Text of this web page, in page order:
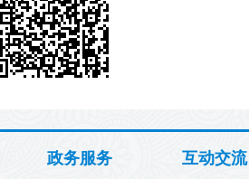
政务服务 互动交流